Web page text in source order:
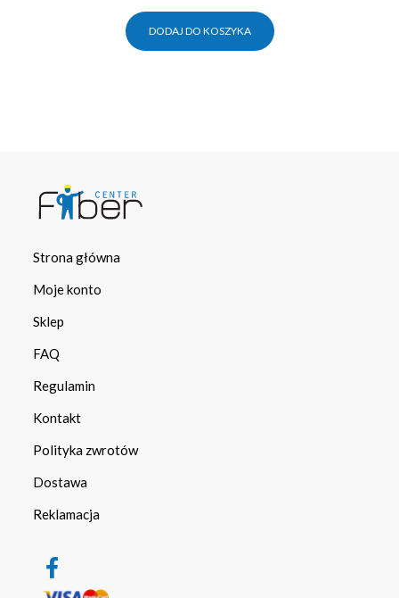
DODAJ DO KOSZYKA
Strona główna
Moje konto
Sklep
FAQ
Regulamin
Kontakt
Polityka zwrotów
Dostawa
Reklamacja